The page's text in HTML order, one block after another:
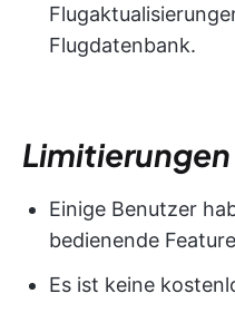
Flugdatenbank.
Einige Benutzer
bedienende
Es ist keine